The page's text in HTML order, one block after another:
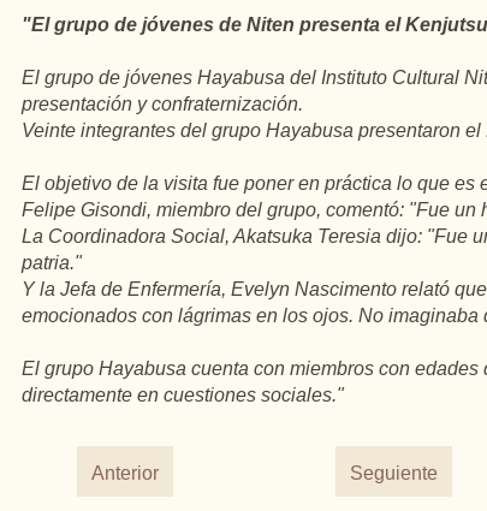
"El grupo de jóvenes de Niten presenta el
El grupo de jóvenes Hayabusa del Instituto Cultural
presentación y confraternización.
Veinte integrantes del grupo Hayabusa presentaron
El objetivo de la visita fue poner en práctica lo que es
Felipe Gisondi, miembro del grupo, comentó: "Fue
La Coordinadora Social, Akatsuka Teresia dijo: "Fue
patria."
Y la Jefa de Enfermería, Evelyn Nascimento relató
emocionados con lágrimas en los ojos. No
El grupo Hayabusa cuenta con miembros con
directamente en cuestiones sociales."
Anterior Seguiente